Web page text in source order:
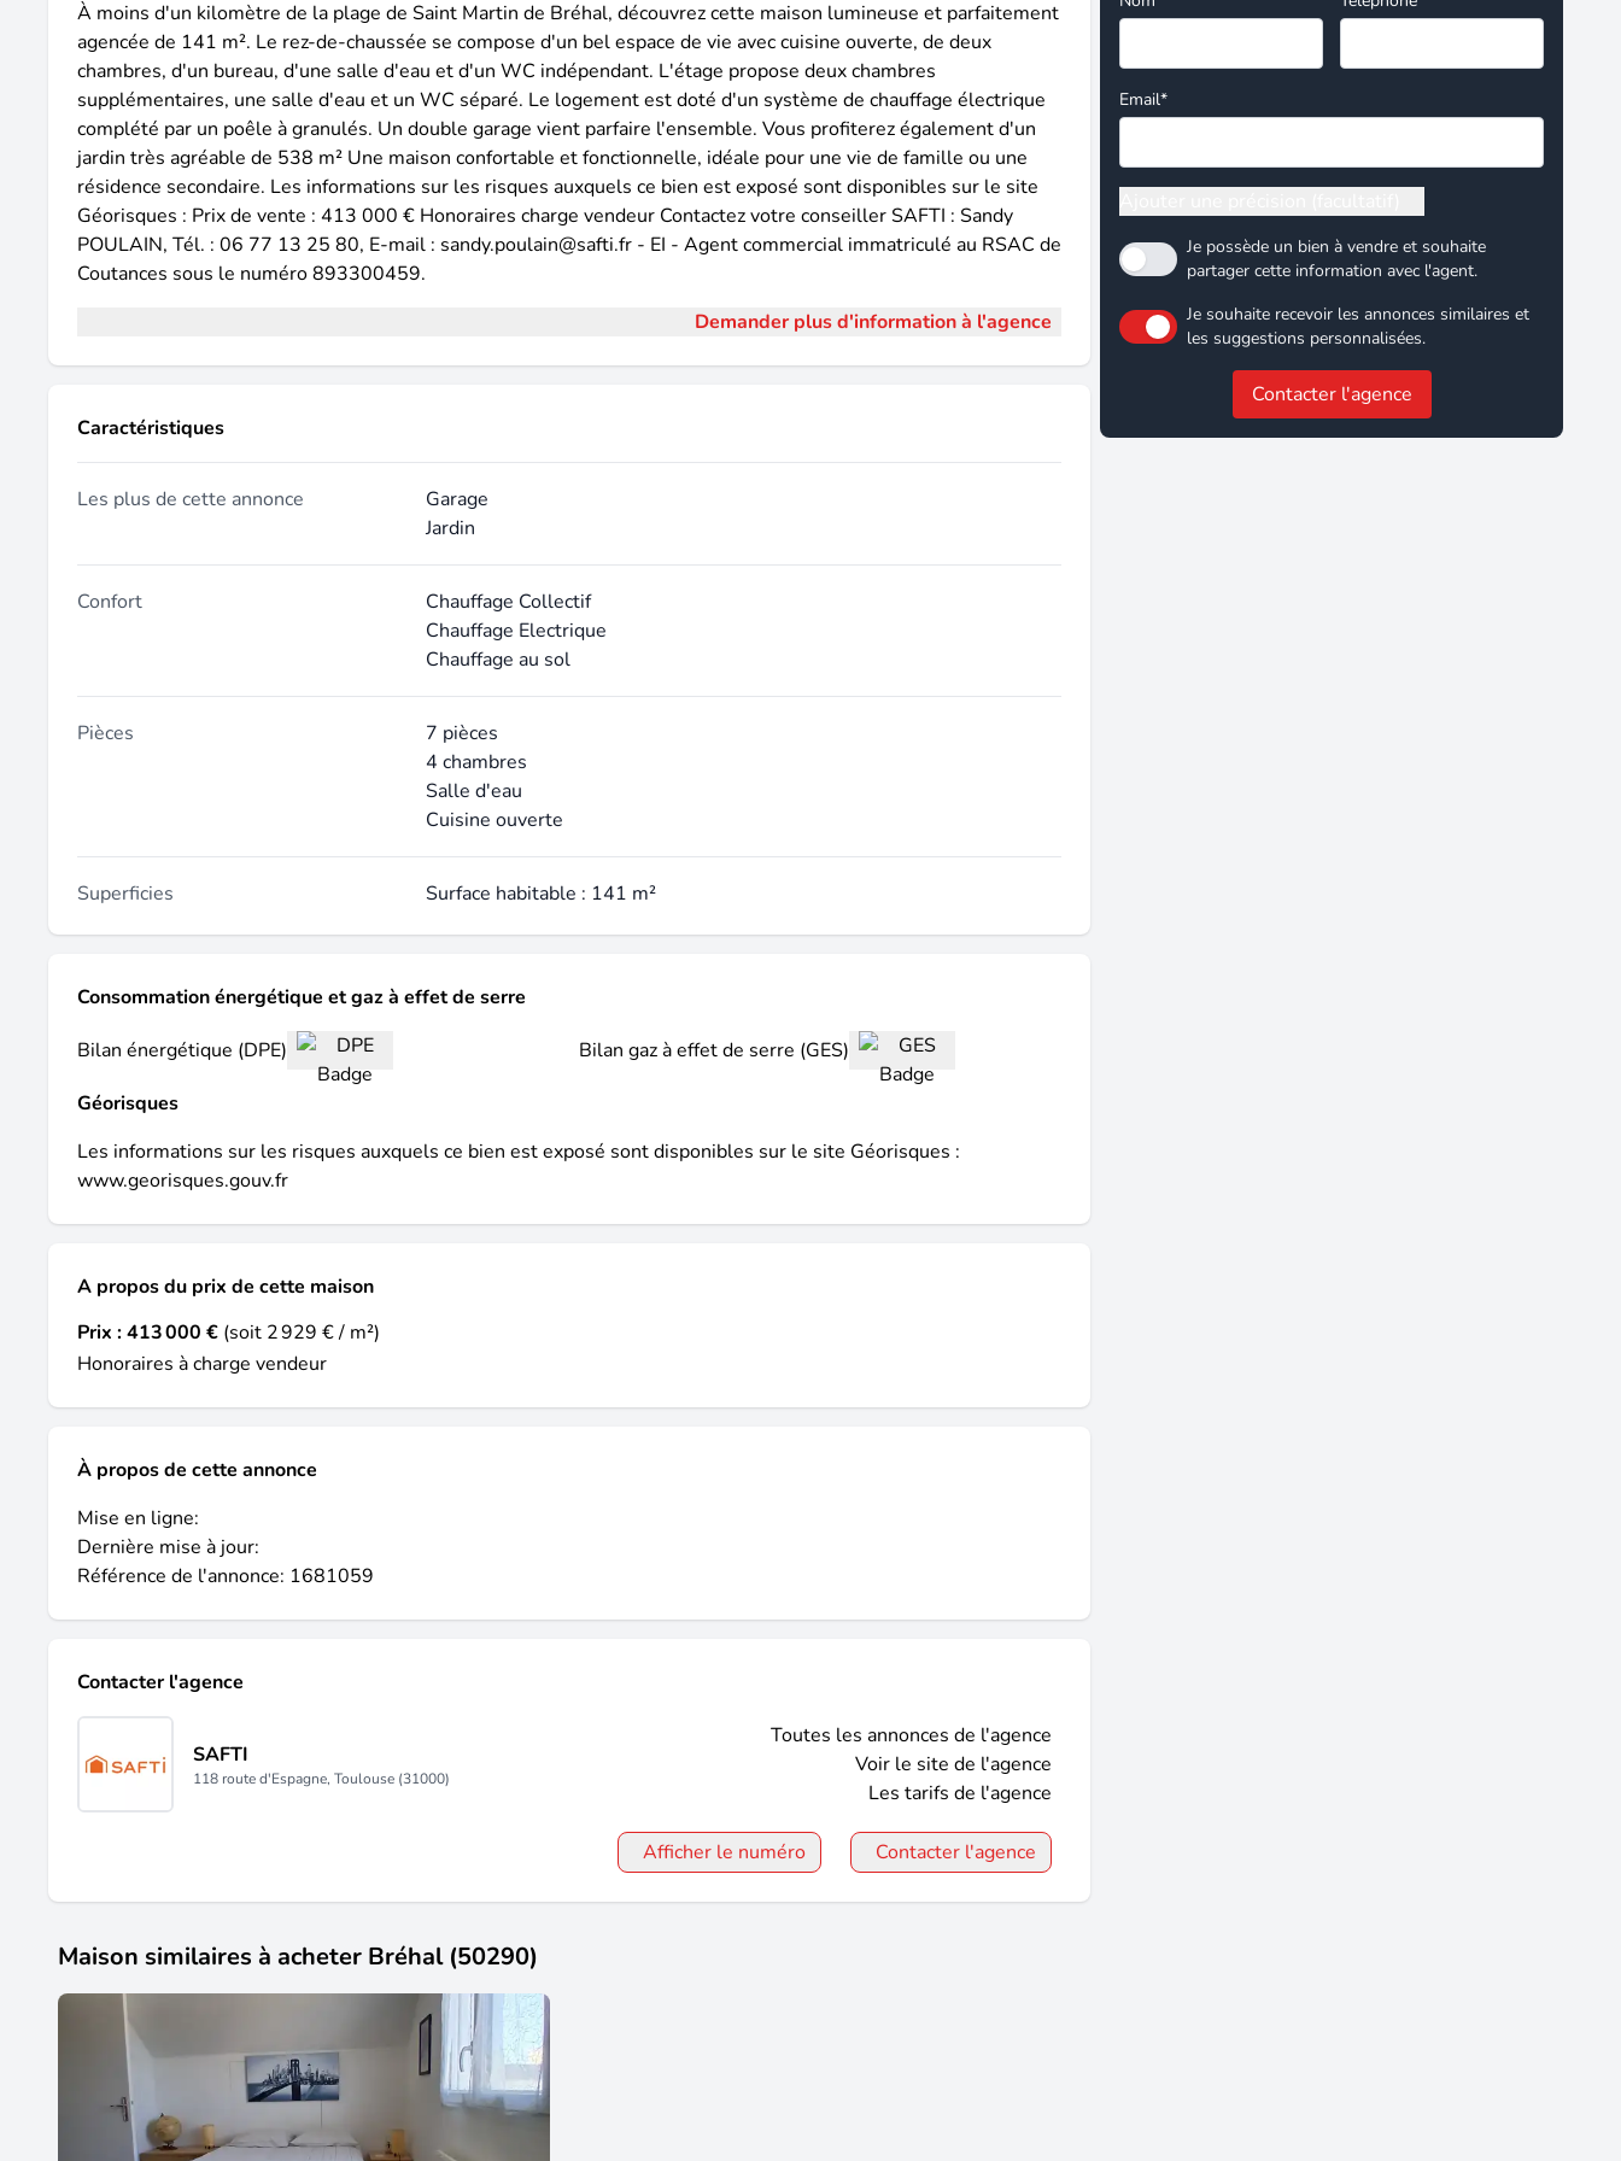
À moins d'un kilomètre de la plage de Saint Martin de Bréhal, découvrez cette maison lumineuse et parfaitement
agencée de 141 m². Le rez-de-chaussée se compose d'un bel espace de vie avec cuisine ouverte, de deux
chambres, d'un bureau, d'une salle d'eau et d'un WC indépendant. L'étage propose deux chambres
supplémentaires, une salle d'eau et un WC séparé. Le logement est doté d'un système de chauffage électrique
complété par un poêle à granulés. Un double garage vient parfaire l'ensemble. Vous profiterez également d'un
jardin très agréable de 538 m² Une maison confortable et fonctionnelle, idéale pour une vie de famille ou une
résidence secondaire. Les informations sur les risques auxquels ce bien est exposé sont disponibles sur le site
Géorisques : Prix de vente : 413 000 € Honoraires charge vendeur Contactez votre conseiller SAFTI : Sandy
POULAIN, Tél. : 06 77 13 25 80, E-mail : sandy.poulain@safti.fr - EI - Agent commercial immatriculé au RSAC de
Coutances sous le numéro 893300459.
Demander plus d'information à l'agence
Caractéristiques
Les plus de cette annonce
Garage
Jardin
Confort
Chauffage Collectif
Chauffage Electrique
Chauffage au sol
Pièces
7 pièces
4 chambres
Salle d'eau
Cuisine ouverte
Superficies Surface habitable : 141 m²
Consommation énergétique et gaz à effet de serre
Bilan énergétique (DPE)
Bilan gaz à effet de serre (GES)
Géorisques
Les informations sur les risques auxquels ce bien est exposé sont disponibles sur le site Géorisques :
www.georisques.gouv.fr
A propos du prix de cette maison
Prix :413 000 € (soit 2 929 € / m²)
Honoraires à charge vendeur
À propos de cette annonce
Mise en ligne:
Dernière mise à jour:
Référence de l'annonce: 1681059
Contacter l'agence
SAFTI
118 route d'Espagne, Toulouse (31000)
Toutes les annonces de l'agence
Voir le site de l'agence
Les tarifs de l'agence
Afficher le numéro Contacter l'agence
Email*
Je possède un bien à vendre et souhaite
partager cette information avec l'agent.
Je souhaite recevoir les annonces similaires et
les suggestions personnalisées.
Contacter l'agence
Maison similaires à acheter Bréhal (50290)